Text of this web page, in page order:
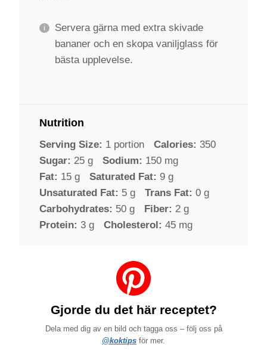
Servera gärna med extra skivade
bananer och en skopa vaniljglass för
bästa upplevelse.
Nutrition
Serving Size: 1 portion Calories: 350
Sugar: 25 g Sodium: 150 mg
Fat: 15 g Saturated Fat: 9 g
Unsaturated Fat: 5 g Trans Fat: 0 g
Carbohydrates: 50 g Fiber: 2 g
Protein: 3 g Cholesterol: 45 mg
Gjorde du det här receptet?
Dela med dig av en bild och tagga oss – följ oss på
@koktips för mer.